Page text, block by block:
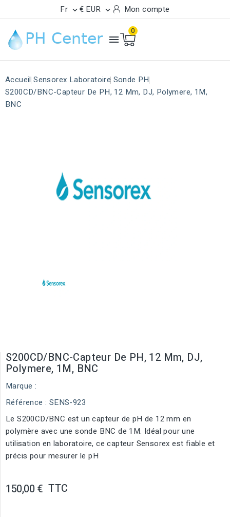
Fr  € EUR  Mon compte

0
Accueil Sensorex Laboratoire Sonde PH
S200CD/BNC-Capteur De PH, 12 Mm, DJ, Polymere, 1M,
BNC
S200CD/BNC-Capteur De PH, 12 Mm, DJ,
Polymere, 1M, BNC
Marque :
Référence : SENS-923
Le S200CD/BNC est un capteur de pH de 12 mm en
polymère avec une sonde BNC de 1M. Idéal pour une
utilisation en laboratoire, ce capteur Sensorex est fiable et
précis pour mesurer le pH
150,00 € TTC